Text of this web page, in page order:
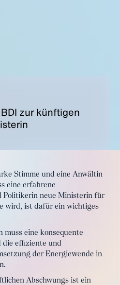
zur künftigen
Stimme und eine Anwältin
eine erfahrene
Politikerin neue Ministerin für
wird, ist dafür ein wichtiges
eine konsequente
die effiziente und
der Energiewende in
Abschwungs ist ein